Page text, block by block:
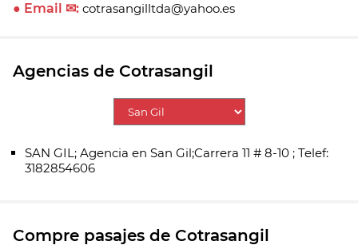
● Email ✉: cotrasangilltda@yahoo.es
Agencias de Cotrasangil
SAN GIL; Agencia en San Gil;Carrera 11 # 8-10 ; Telef:
3182854606
Compre pasajes de Cotrasangil